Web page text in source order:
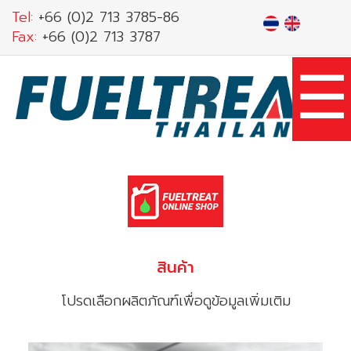
Skip
to
main
Tel: +66 (0)2 713 3785-86
Fax: +66 (0)2 713 3787
☰
สินค้า
โปรดเลือกผลิตภัณฑ์เพื่อดูข้อมูลเพิ่มเติม